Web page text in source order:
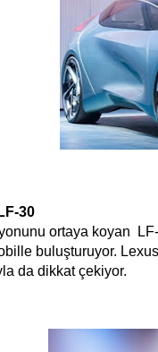
30
ortaya koyan LF-
buluşturuyor.
da dikkat çekiyor.